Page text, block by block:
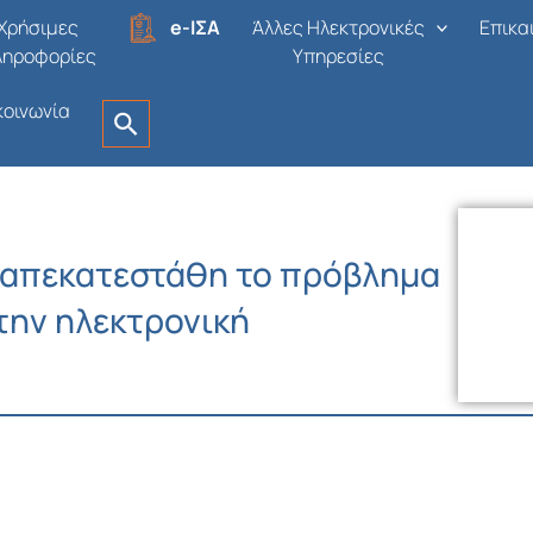
e-ΙΣΑ
Άλλες Ηλεκτρονικές
Υπηρεσίες
το πρόβλημα
ηλεκτρονική